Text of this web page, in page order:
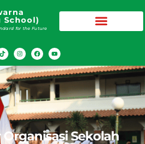
School)
for the Future
Sekolah